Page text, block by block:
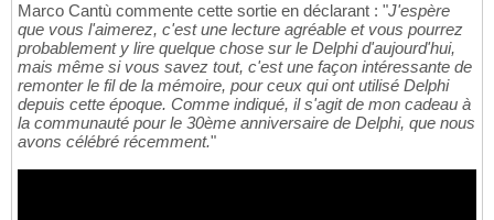
Marco Cantù commente cette sortie en déclarant : "J'espère
que vous l'aimerez, c'est une lecture agréable et vous pourrez
probablement y lire quelque chose sur le Delphi d'aujourd'hui,
mais même si vous savez tout, c'est une façon intéressante de
remonter le fil de la mémoire, pour ceux qui ont utilisé Delphi
depuis cette époque. Comme indiqué, il s'agit de mon cadeau à
la communauté pour le 30ème anniversaire de Delphi, que nous
avons célébré récemment."